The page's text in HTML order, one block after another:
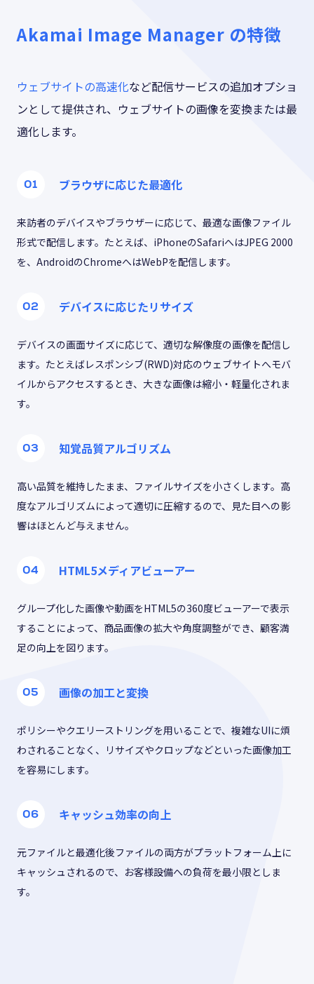
Akamai Image Manager の特徴
ウェブサイトの高速化など配信サービスの追加オプショ
ンとして提供され、ウェブサイトの画像を変換または最
適化します。
ブラウザに応じた最適化
来訪者のデバイスやブラウザーに応じて、最適な画像ファイル
形式で配信します。たとえば、iPhoneのSafariへはJPEG 2000
を、AndroidのChromeへはWebPを配信します。
デバイスに応じたリサイズ
デバイスの画面サイズに応じて、適切な解像度の画像を配信し
ます。たとえばレスポンシブ(RWD)対応のウェブサイトへモバ
イルからアクセスするとき、大きな画像は縮小・軽量化されま
す。
知覚品質アルゴリズム
高い品質を維持したまま、ファイルサイズを小さくします。高
度なアルゴリズムによって適切に圧縮するので、見た目への影
響はほとんど与えません。
HTML5メディアビューアー
グループ化した画像や動画をHTML5の360度ビューアーで表示
することによって、商品画像の拡大や角度調整ができ、顧客満
足の向上を図ります。
画像の加工と変換
ポリシーやクエリーストリングを用いることで、複雑なUIに煩
わされることなく、リサイズやクロップなどといった画像加工
を容易にします。
キャッシュ効率の向上
元ファイルと最適化後ファイルの両方がプラットフォーム上に
キャッシュされるので、お客様設備への負荷を最小限としま
す。